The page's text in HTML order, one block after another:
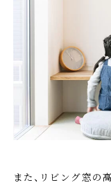
また、リビング窓の